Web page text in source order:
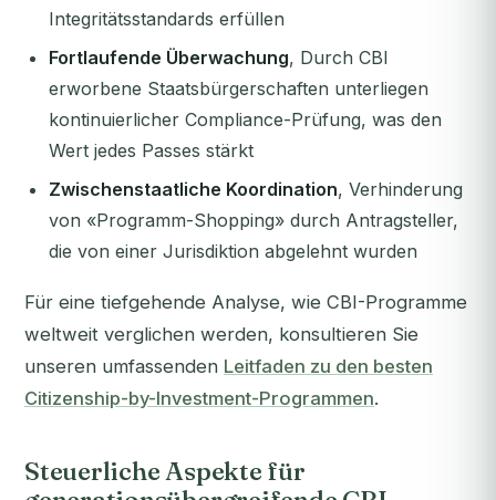
Integritätsstandards erfüllen
Fortlaufende Überwachung, Durch CBI
erworbene Staatsbürgerschaften unterliegen
kontinuierlicher Compliance-Prüfung, was den
Wert jedes Passes stärkt
Zwischenstaatliche Koordination, Verhinderung
von «Programm-Shopping» durch Antragsteller,
die von einer Jurisdiktion abgelehnt wurden
Für eine tiefgehende Analyse, wie CBI-Programme
weltweit verglichen werden, konsultieren Sie
unseren umfassenden Leitfaden zu den besten
Citizenship-by-Investment-Programmen.
Steuerliche Aspekte für